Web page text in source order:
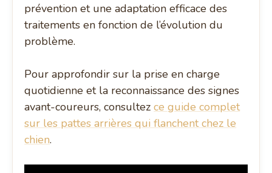
prévention et une adaptation efficace des
traitements en fonction de l’évolution du
problème.
Pour approfondir sur la prise en charge
quotidienne et la reconnaissance des signes
avant-coureurs, consultezce guide complet
sur les pattes arrières qui flanchent chez le
chien.